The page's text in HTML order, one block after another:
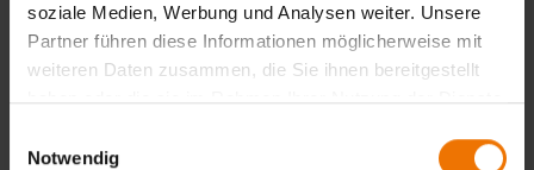
soziale Medien, Werbung und Analysen weiter. Unsere
Partner führen diese Informationen möglicherweise mit
weiteren Daten zusammen, die Sie ihnen bereitgestellt
haben oder die sie im Rahmen Ihrer Nutzung der Dienste
Notwendig
Erfolgreiche Weiterbildung von SAP im Schienenfahrzeugbau